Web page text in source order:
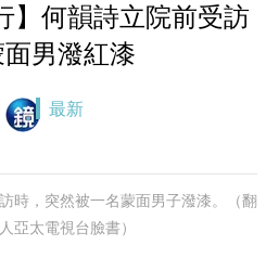
】何韻詩立院前受
男潑紅漆
最新
時，突然被一名蒙面男子潑漆。（翻
亞太電視台臉書）